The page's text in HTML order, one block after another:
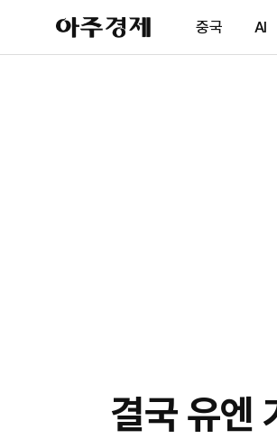
아
주
제
중국 AI
결국 유엔